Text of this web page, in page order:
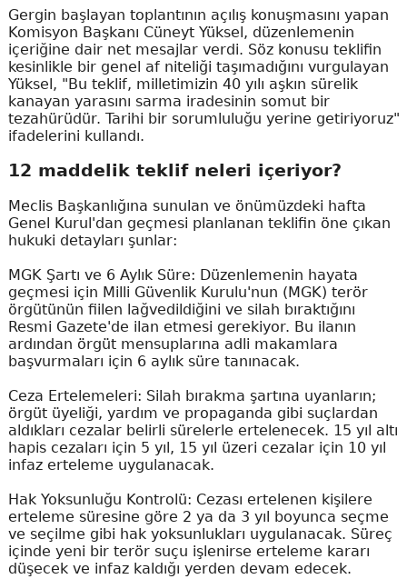
Gergin başlayan toplantının açılış konuşmasını yapan
Komisyon Başkanı Cüneyt Yüksel, düzenlemenin
içeriğine dair net mesajlar verdi. Söz konusu teklifin
kesinlikle bir genel af niteliği taşımadığını vurgulayan
Yüksel, "Bu teklif, milletimizin 40 yılı aşkın sürelik
kanayan yarasını sarma iradesinin somut bir
tezahürüdür. Tarihi bir sorumluluğu yerine getiriyoruz"
ifadelerini kullandı.
12 maddelik teklif neleri içeriyor?
Meclis Başkanlığına sunulan ve önümüzdeki hafta
Genel Kurul'dan geçmesi planlanan teklifin öne çıkan
hukuki detayları şunlar:
MGK Şartı ve 6 Aylık Süre: Düzenlemenin hayata
geçmesi için Milli Güvenlik Kurulu'nun (MGK) terör
örgütünün fiilen lağvedildiğini ve silah bıraktığını
Resmi Gazete'de ilan etmesi gerekiyor. Bu ilanın
ardından örgüt mensuplarına adli makamlara
başvurmaları için 6 aylık süre tanınacak.
Ceza Ertelemeleri: Silah bırakma şartına uyanların;
örgüt üyeliği, yardım ve propaganda gibi suçlardan
aldıkları cezalar belirli sürelerle ertelenecek. 15 yıl altı
hapis cezaları için 5 yıl, 15 yıl üzeri cezalar için 10 yıl
infaz erteleme uygulanacak.
Hak Yoksunluğu Kontrolü: Cezası ertelenen kişilere
erteleme süresine göre 2 ya da 3 yıl boyunca seçme
ve seçilme gibi hak yoksunlukları uygulanacak. Süreç
içinde yeni bir terör suçu işlenirse erteleme kararı
düşecek ve infaz kaldığı yerden devam edecek.